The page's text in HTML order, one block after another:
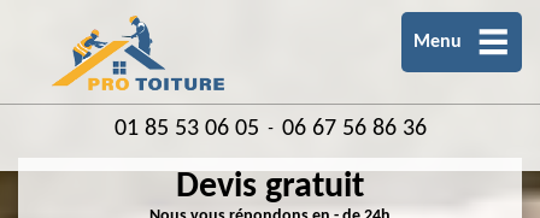
Menu
01 85 53 06 05 - 06 67 56 86 36
Devis gratuit